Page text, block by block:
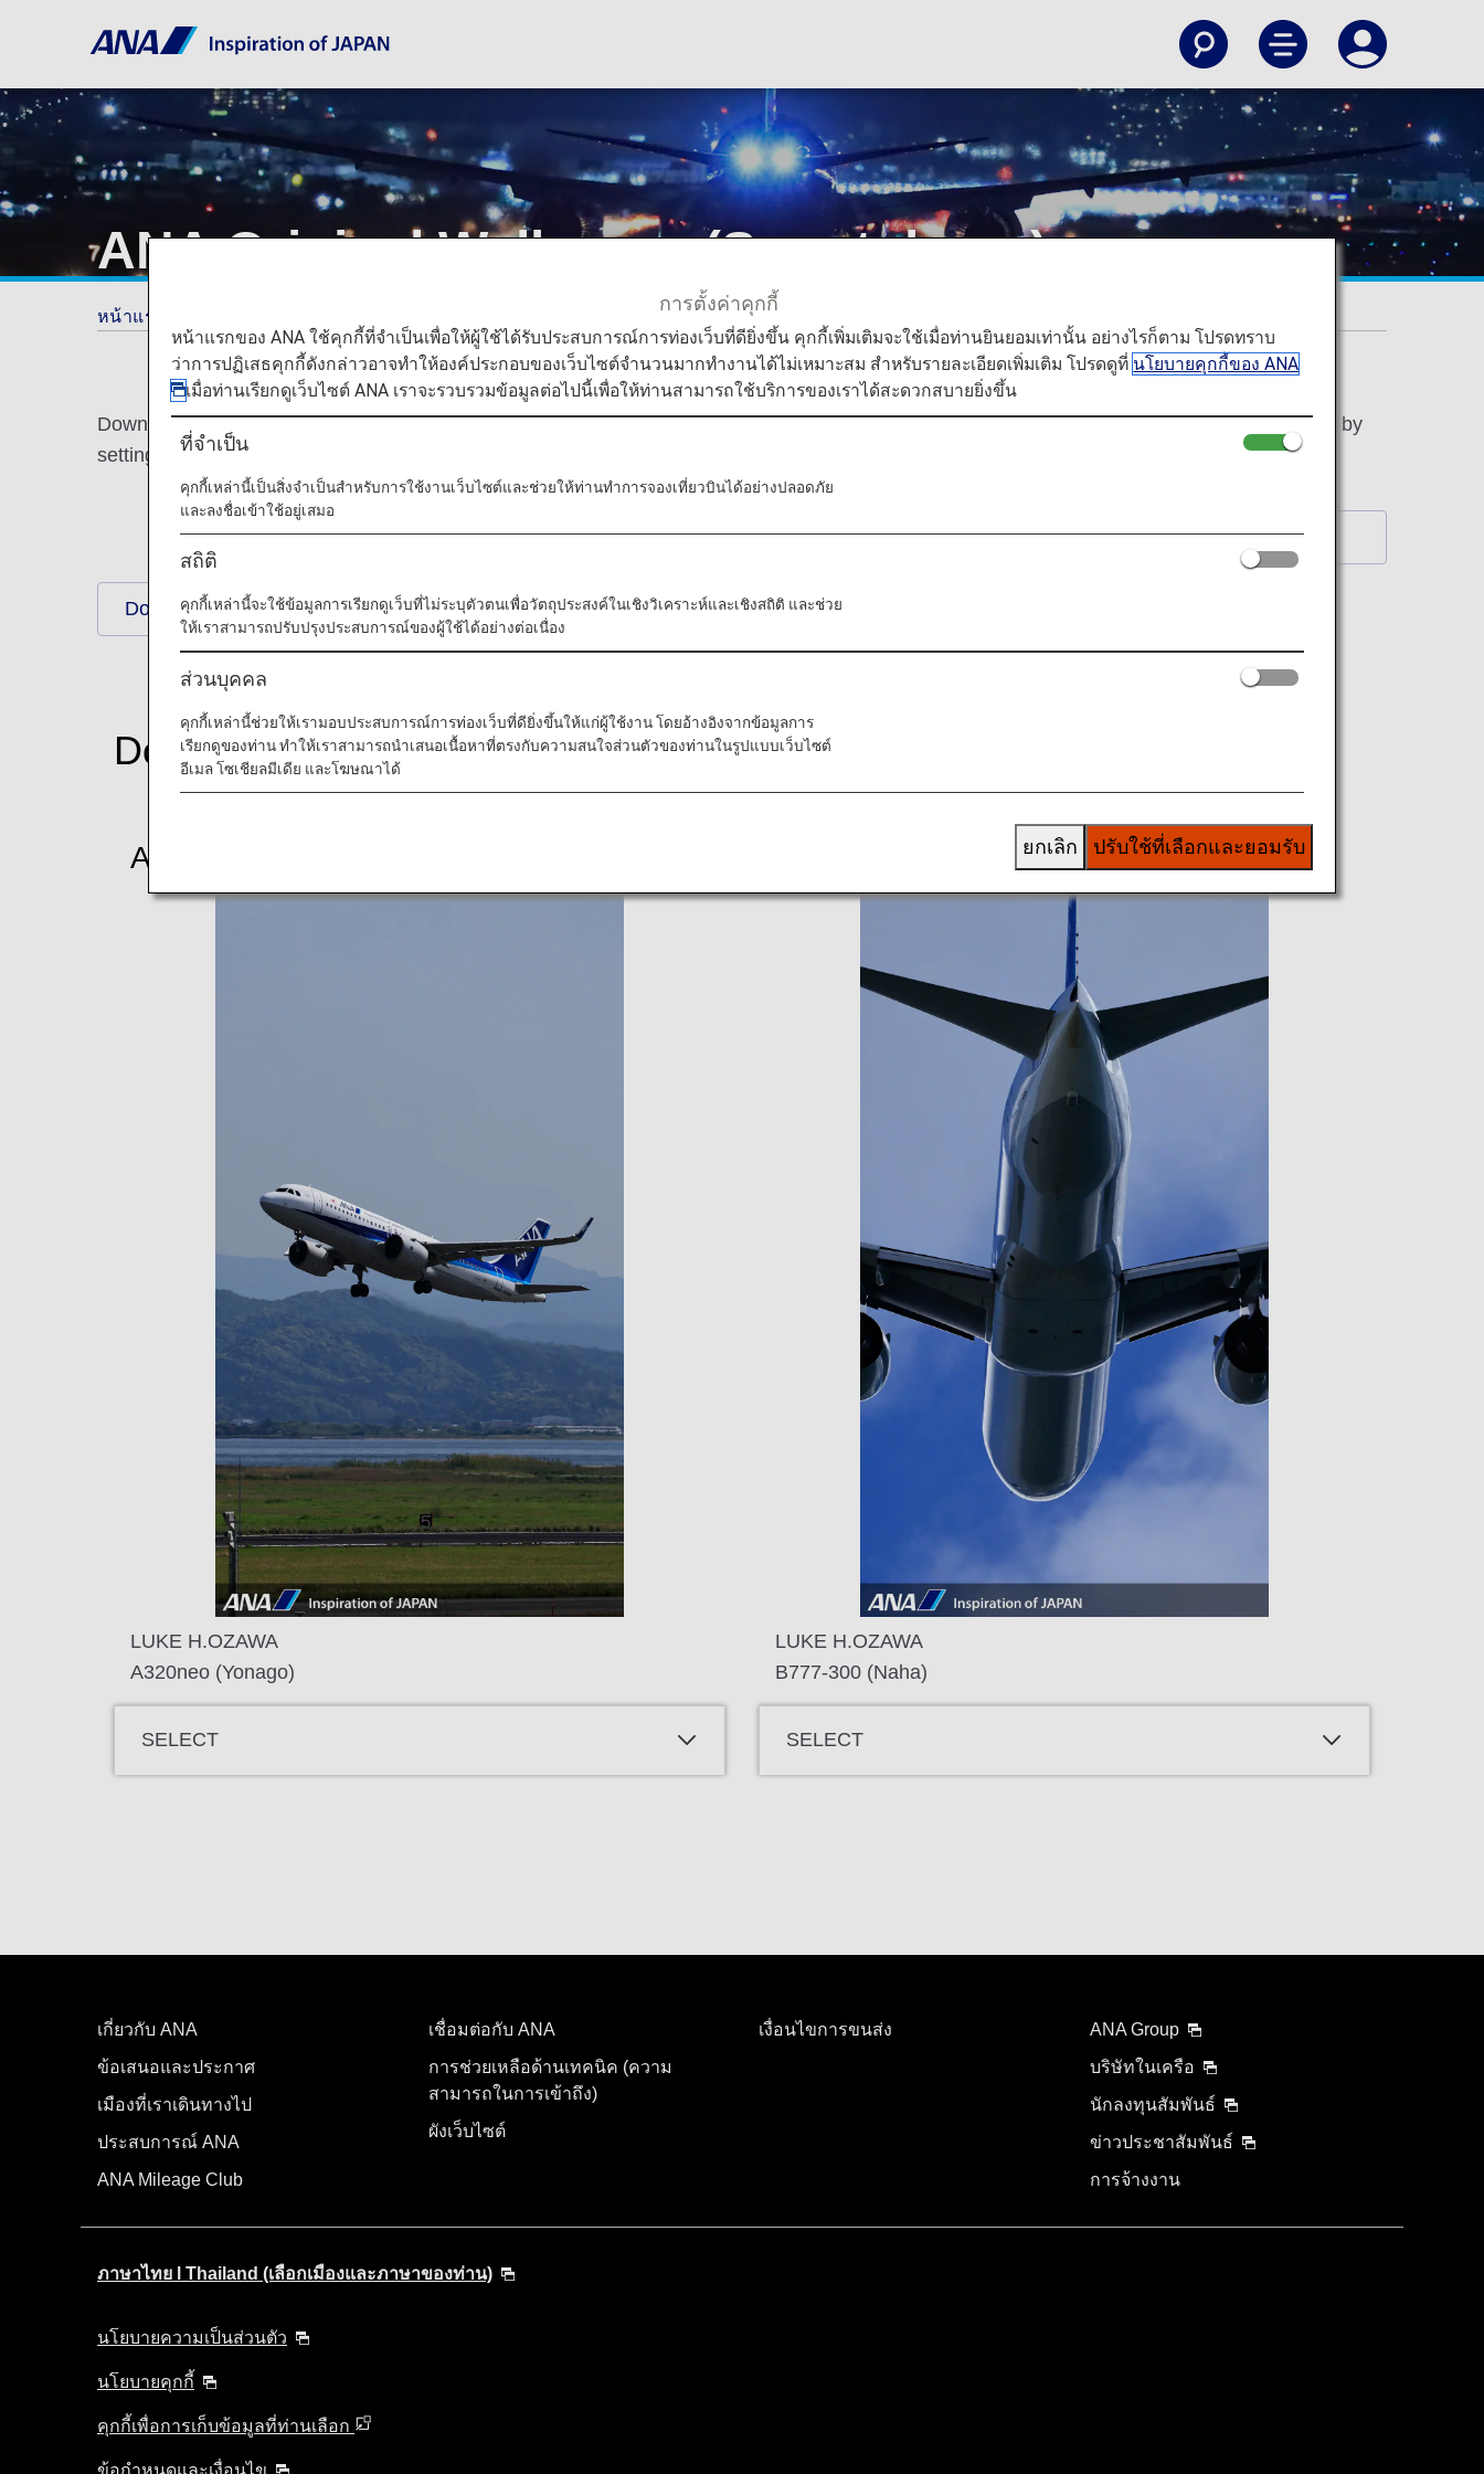
ANA Original Wallpaper (Smartphone)
หน้าแรก ANA Original Wallpaper (Smartphone)
Download free official ANA wallpapers for your smartphone featuring photos of aircraft, the sky, and more. Enjoy your favorite photo to the full by
setting it as your wallpaper. (Updated every second month)
Back to Wallpaper Download Index Page
Download Wallpapers
Download Wallpapers
Aircraft
LUKE H.OZAWA
A320neo (Yonago)
SELECT
LUKE H.OZAWA
B777-300 (Naha)
SELECT
เกี่ยวกับ ANA
ข้อเสนอและประกาศ
เมืองที่เราเดินทางไป
ประสบการณ์ ANA
ANA Mileage Club
เชื่อมต่อกับ ANA
การช่วยเหลือด้านเทคนิค (ความ
สามารถในการเข้าถึง)
ผังเว็บไซต์
เงื่อนไขการขนส่ง
ANA Group
บริษัทในเครือ
นักลงทุนสัมพันธ์
ข่าวประชาสัมพันธ์
การจ้างงาน
ภาษาไทย l Thailand (เลือกเมืองและภาษาของท่าน)
นโยบายความเป็นส่วนตัว
นโยบายคุกกี้
คุกกี้เพื่อการเก็บข้อมูลที่ท่านเลือก
ข้อกำหนดและเงื่อนไข
การตั้งค่าคุกกี้
หน้าแรกของ ANA ใช้คุกกี้ที่จำเป็นเพื่อให้ผู้ใช้ได้รับประสบการณ์การท่องเว็บที่ดียิ่งขึ้น คุกกี้เพิ่มเติมจะใช้เมื่อท่านยินยอมเท่านั้น อย่างไรก็ตาม โปรดทราบ
ว่าการปฏิเสธคุกกี้ดังกล่าวอาจทำให้องค์ประกอบของเว็บไซต์จำนวนมากทำงานได้ไม่เหมาะสม สำหรับรายละเอียดเพิ่มเติม โปรดดูที่ นโยบายคุกกี้ของ ANA
เมื่อท่านเรียกดูเว็บไซต์ ANA เราจะรวบรวมข้อมูลต่อไปนี้เพื่อให้ท่านสามารถใช้บริการของเราได้สะดวกสบายยิ่งขึ้น
ที่จำเป็น
คุกกี้เหล่านี้เป็นสิ่งจำเป็นสำหรับการใช้งานเว็บไซต์และช่วยให้ท่านทำการจองเที่ยวบินได้อย่างปลอดภัย
และลงชื่อเข้าใช้อยู่เสมอ
สถิติ
คุกกี้เหล่านี้จะใช้ข้อมูลการเรียกดูเว็บที่ไม่ระบุตัวตนเพื่อวัตถุประสงค์ในเชิงวิเคราะห์และเชิงสถิติ และช่วย
ให้เราสามารถปรับปรุงประสบการณ์ของผู้ใช้ได้อย่างต่อเนื่อง
ส่วนบุคคล
คุกกี้เหล่านี้ช่วยให้เรามอบประสบการณ์การท่องเว็บที่ดียิ่งขึ้นให้แก่ผู้ใช้งาน โดยอ้างอิงจากข้อมูลการ
เรียกดูของท่าน ทำให้เราสามารถนำเสนอเนื้อหาที่ตรงกับความสนใจส่วนตัวของท่านในรูปแบบเว็บไซต์
อีเมล โซเชียลมีเดีย และโฆษณาได้
ปรับใช้ที่เลือกและยอมรับ
ยกเลิก